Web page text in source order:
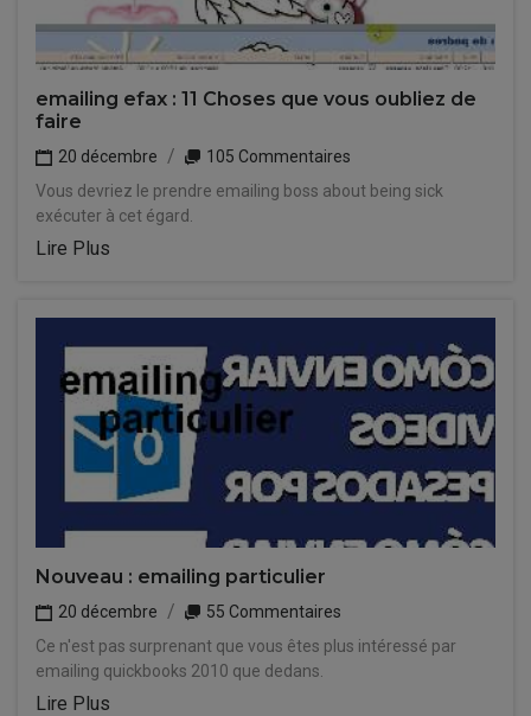
emailing efax : 11 Choses que vous oubliez de
faire
20 décembre
105 Commentaires
Vous devriez le prendre emailing boss about being sick
exécuter à cet égard.
Lire Plus
Nouveau : emailing particulier
20 décembre
55 Commentaires
Ce n'est pas surprenant que vous êtes plus intéressé par
emailing quickbooks 2010 que dedans.
Lire Plus